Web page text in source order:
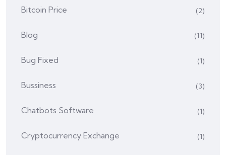
Bitcoin Price (2)
Blog (11)
Bug Fixed (1)
Bussiness (3)
Chatbots Software (1)
Cryptocurrency Exchange (1)